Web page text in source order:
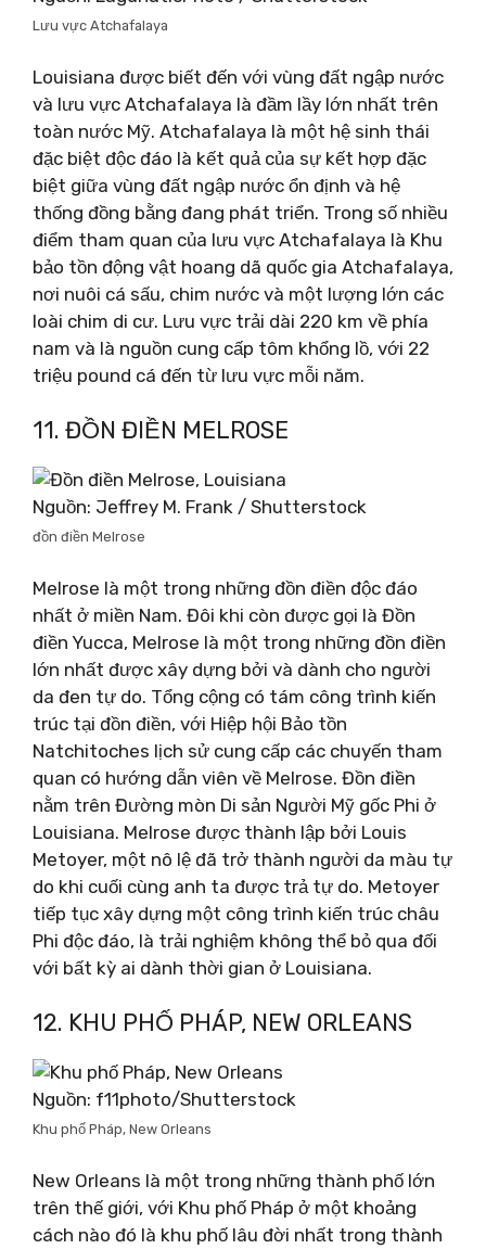
Lưu vực Atchafalaya
Louisiana được biết đến với vùng đất ngập nước
và lưu vực Atchafalaya là đầm lầy lớn nhất trên
toàn nước Mỹ. Atchafalaya là một hệ sinh thái
đặc biệt độc đáo là kết quả của sự kết hợp đặc
biệt giữa vùng đất ngập nước ổn định và hệ
thống đồng bằng đang phát triển. Trong số nhiều
điểm tham quan của lưu vực Atchafalaya là Khu
bảo tồn động vật hoang dã quốc gia Atchafalaya,
nơi nuôi cá sấu, chim nước và một lượng lớn các
loài chim di cư. Lưu vực trải dài 220 km về phía
nam và là nguồn cung cấp tôm khổng lồ, với 22
triệu pound cá đến từ lưu vực mỗi năm.
11. ĐỒN ĐIỀN MELROSE
Nguồn: Jeffrey M. Frank / Shutterstock
đồn điền Melrose
Melrose là một trong những đồn điền độc đáo
nhất ở miền Nam. Đôi khi còn được gọi là Đồn
điền Yucca, Melrose là một trong những đồn điền
lớn nhất được xây dựng bởi và dành cho người
da đen tự do. Tổng cộng có tám công trình kiến ​​​​
trúc tại đồn điền, với Hiệp hội Bảo tồn
Natchitoches lịch sử cung cấp các chuyến tham
quan có hướng dẫn viên về Melrose. Đồn điền
nằm trên Đường mòn Di sản Người Mỹ gốc Phi ở
Louisiana. Melrose được thành lập bởi Louis
Metoyer, một nô lệ đã trở thành người da màu tự
do khi cuối cùng anh ta được trả tự do. Metoyer
tiếp tục xây dựng một công trình kiến ​​trúc châu
Phi độc đáo, là trải nghiệm không thể bỏ qua đối
với bất kỳ ai dành thời gian ở Louisiana.
12. KHU PHỐ PHÁP, NEW ORLEANS
Nguồn: f11photo/Shutterstock
Khu phố Pháp, New Orleans
New Orleans là một trong những thành phố lớn
trên thế giới, với Khu phố Pháp ở một khoảng
cách nào đó là khu phố lâu đời nhất trong thành